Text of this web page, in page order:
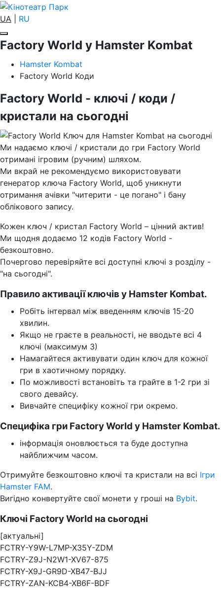
UA RU
Factory World у Hamster Kombat
Hamster Kombat
Factory World Коди
Factory World - ключі / коди /
кристали на сьогодні
Ми надаємо ключі / кристали до гри Factory World
отримані ігровим (ручним) шляхом.
Ми вкрай не рекомендуємо використовувати
генератор ключа Factory World, щоб уникнути
отримання ачівки "читерити - це погано" і бану
облікового запису.
Кожен ключ / кристал Factory World – цінний актив!
Ми щодня додаємо 12 кодів Factory World -
безкоштовно.
Почергово перевіряйте всі доступні ключі з розділу -
"на сьогодні".
Правило активації ключів у Hamster Kombat.
Робіть інтервал між введенням ключів 15-20
хвилин.
Якщо не граєте в реальності, не вводьте всі 4
ключі (максимум 3)
Намагайтеся активувати один ключ для кожної
гри в хаотичному порядку.
По можливості встановіть та грайте в 1-2 гри зі
свого девайсу.
Вивчайте специфіку кожної гри окремо.
Специфіка гри Factory World у Hamster Kombat.
інформація оновлюється та буде доступна
найближчим часом.
Отримуйте безкоштовно ключі та кристали на всі Ігри
Hamster FAM.
Вигідно конвертуйте свої монети у гроші на Bybit.
Ключі Factory World на сьогодні
[актуальні]
FCTRY-Y9W-L7MP-X35Y-ZDM
FCTRY-Z9J-N2W1-XV67-875
FCTRY-X9J-GR9D-XB47-BJJ
FCTRY-ZAN-KCB4-XB6F-BDF